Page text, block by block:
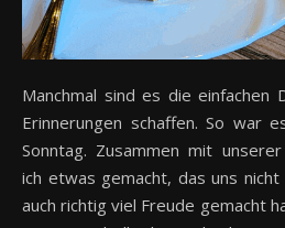
Manchmal sind es die einfachen Dinge, die die schönsten
Erinnerungen schaffen. So war
Sonntag. Zusammen mit
ich etwas gemacht, das uns
auch richtig viel Freude gemacht